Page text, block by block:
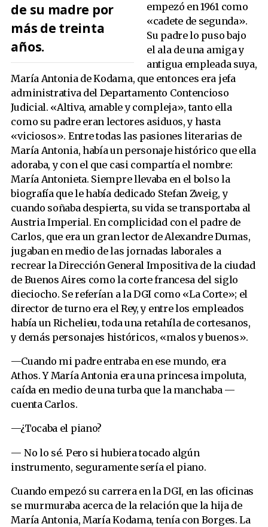
de su madre por
más de treinta
años.
empezó en 1961 como
«cadete de segunda».
Su padre lo puso bajo
el ala de una amiga y
antigua empleada suya,
María Antonia de Kodama, que entonces era jefa
administrativa del Departamento Contencioso
Judicial. «Altiva, amable y compleja», tanto ella
como su padre eran lectores asiduos, y hasta
«viciosos». Entre todas las pasiones literarias de
María Antonia, había un personaje histórico que ella
adoraba, y con el que casi compartía el nombre:
María Antonieta. Siempre llevaba en el bolso la
biografía que le había dedicado Stefan Zweig, y
cuando soñaba despierta, su vida se transportaba al
Austria Imperial. En complicidad con el padre de
Carlos, que era un gran lector de Alexandre Dumas,
jugaban en medio de las jornadas laborales a
recrear la Dirección General Impositiva de la ciudad
de Buenos Aires como la corte francesa del siglo
dieciocho. Se referían a la DGI como «La Corte»; el
director de turno era el Rey, y entre los empleados
había un Richelieu, toda una retahíla de cortesanos,
y demás personajes históricos, «malos y buenos».
—Cuando mi padre entraba en ese mundo, era
Athos. Y María Antonia era una princesa impoluta,
caída en medio de una turba que la manchaba —
cuenta Carlos.
—¿Tocaba el piano?
— No lo sé. Pero si hubiera tocado algún
instrumento, seguramente sería el piano.
Cuando empezó su carrera en la DGI, en las oficinas
se murmuraba acerca de la relación que la hija de
María Antonia, María Kodama, tenía con Borges. La